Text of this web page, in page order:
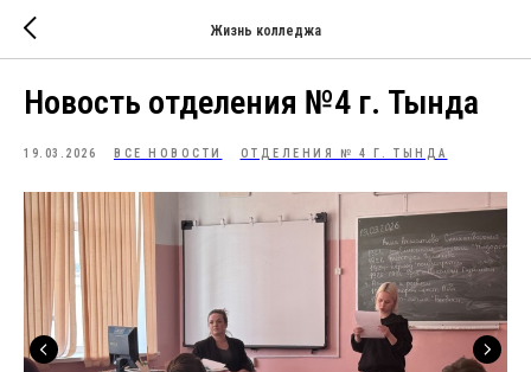
Жизнь колледжа
Новость отделения №4 г. Тында
19.03.2026 ВСЕ НОВОСТИ ОТДЕЛЕНИЯ № 4 Г. ТЫНДА